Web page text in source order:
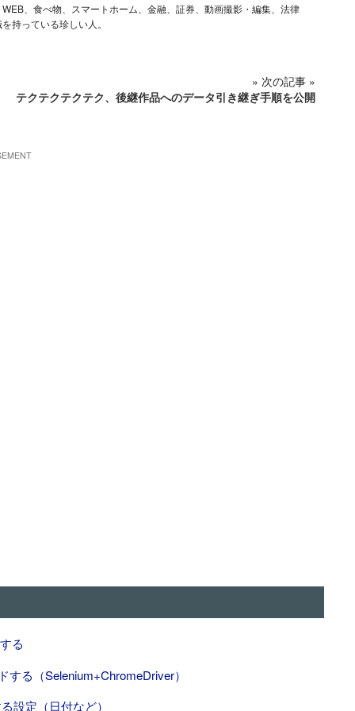
、食べ物、スマートホーム、金融、証券、動画撮影・編集、法律
持っている珍しい人。
» 次の記事 »
テクテクテクテク、後継作品へのデータ引き継ぎ手順を公開
る
る（Selenium+ChromeDriver）
設定（日付など）